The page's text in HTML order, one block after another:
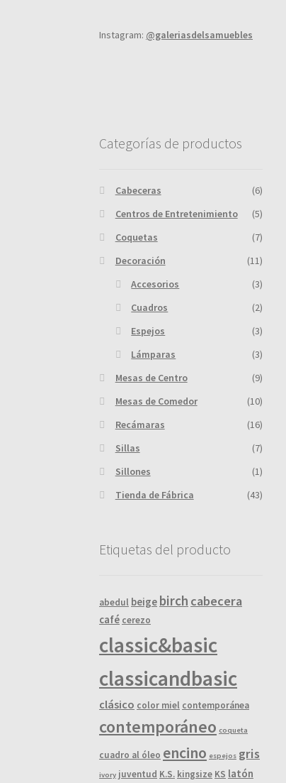
Instagram: @galeriasdelsamuebles
Categorías de productos
Cabeceras
(6)
Centros de Entretenimiento
(5)
Coquetas
(7)
Decoración
(11)
Accesorios
(3)
Cuadros
(2)
Espejos
(3)
Lámparas
(3)
Mesas de Centro
(9)
Mesas de Comedor
(10)
Recámaras
(16)
Sillas
(7)
Sillones
(1)
Tienda de Fábrica
(43)
Etiquetas del producto
abedul beige birch cabecera
café cerezo
classic&basic
classicandbasic
clásico color miel contemporánea
contemporáneo coqueta
cuadro al óleo encino espejos gris
ivory juventud K.S. kingsize KS latón